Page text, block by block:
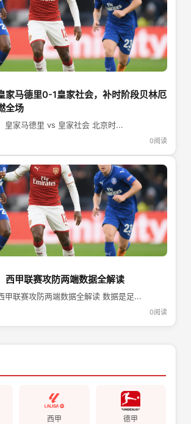
家马德里0-1皇家社会，补时阶段贝林厄
全场
皇家马德里 vs 皇家社会 北京时...
0阅读
西甲联赛攻防两端数据全解读
甲联赛攻防两端数据全解读 数据是足...
0阅读
西甲 德甲